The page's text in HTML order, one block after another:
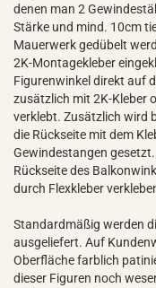
denen man 2
Stärke und mind. 10cm
Mauerwerk gedübelt
2K-Montagekleber
Figurenwinkel direkt auf
zusätzlich mit 2K-Kleber
verklebt. Zusätzlich wird
die Rückseite mit dem
Gewindestangen
Rückseite des
durch Flexkleber
Standardmäßig werden
ausgeliefert. Auf
Oberfläche farblich
dieser Figuren noch